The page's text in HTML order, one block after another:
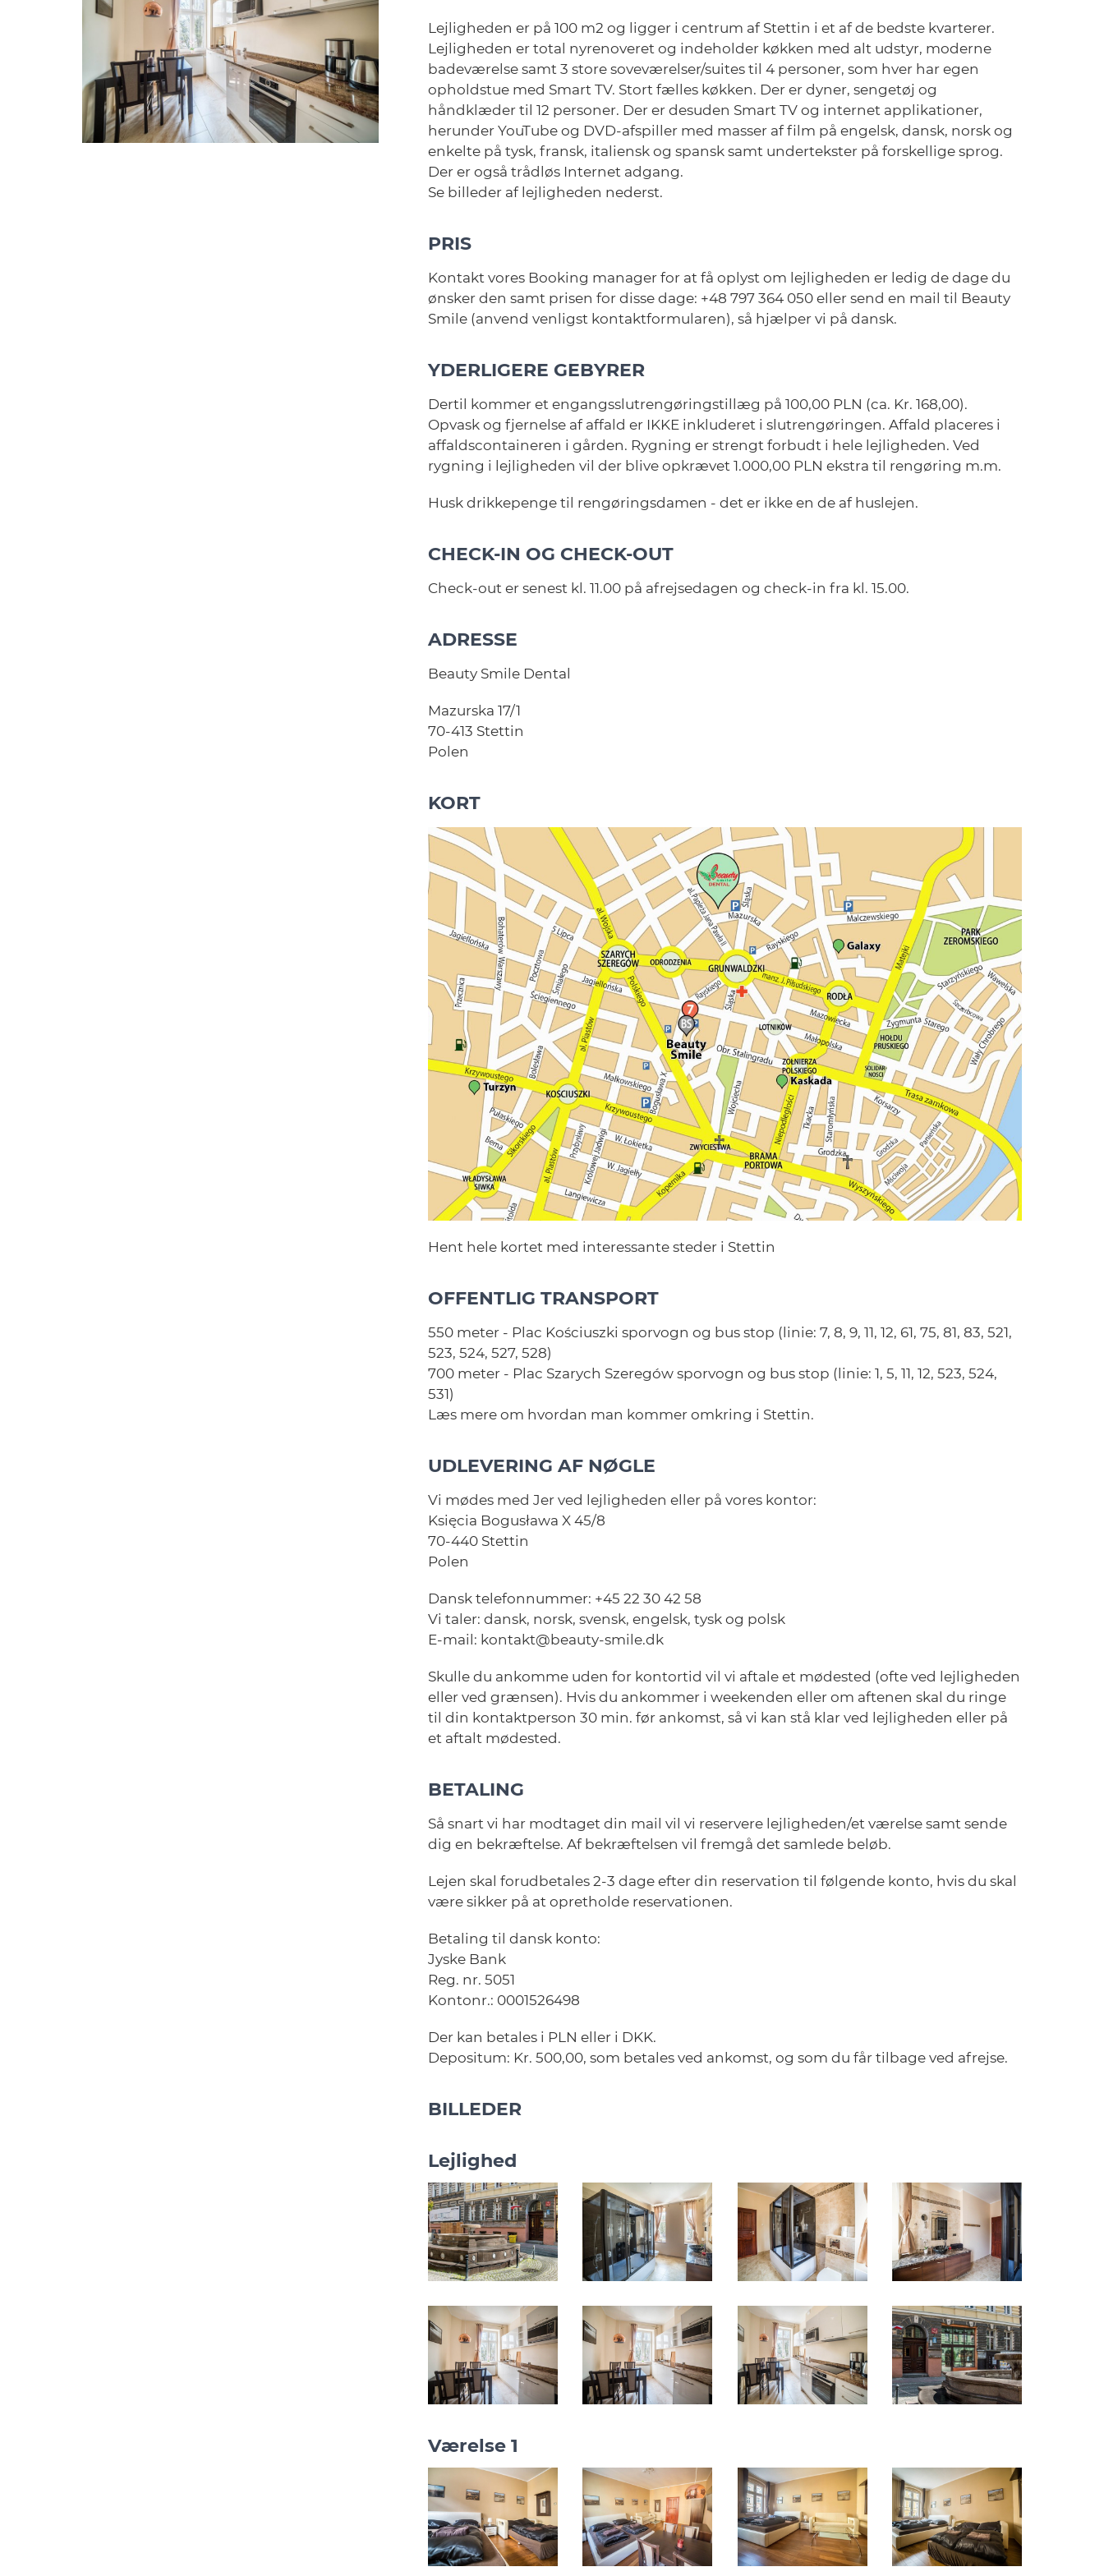
Lejligheden er på 100 m2 og ligger i centrum af Stettin i et af de bedste kvarterer.
Lejligheden er total nyrenoveret og indeholder køkken med alt udstyr, moderne
badeværelse samt 3 store soveværelser/suites til 4 personer, som hver har egen
opholdstue med Smart TV. Stort fælles køkken. Der er dyner, sengetøj og
håndklæder til 12 personer. Der er desuden Smart TV og internet applikationer,
herunder YouTube og DVD-afspiller med masser af film på engelsk, dansk, norsk og
enkelte på tysk, fransk, italiensk og spansk samt undertekster på forskellige sprog.
Der er også trådløs Internet adgang.
Se billeder af lejligheden nederst.
PRIS
Kontakt vores Booking manager for at få oplyst om lejligheden er ledig de dage du
ønsker den samt prisen for disse dage: +48 797 364 050 eller send en mail til Beauty
Smile (anvend venligst kontaktformularen), så hjælper vi på dansk.
YDERLIGERE GEBYRER
Dertil kommer et engangsslutrengøringstillæg på 100,00 PLN (ca. Kr. 168,00).
Opvask og fjernelse af affald er IKKE inkluderet i slutrengøringen. Affald placeres i
affaldscontaineren i gården. Rygning er strengt forbudt i hele lejligheden. Ved
rygning i lejligheden vil der blive opkrævet 1.000,00 PLN ekstra til rengøring m.m.
Husk drikkepenge til rengøringsdamen - det er ikke en de af huslejen.
CHECK-IN OG CHECK-OUT
Check-out er senest kl. 11.00 på afrejsedagen og check-in fra kl. 15.00.
ADRESSE
Beauty Smile Dental
Mazurska 17/1
70-413 Stettin
Polen
KORT
Hent hele kortet med interessante steder i Stettin
OFFENTLIG TRANSPORT
550 meter - Plac Kościuszki sporvogn og bus stop (linie: 7, 8, 9, 11, 12, 61, 75, 81, 83, 521,
523, 524, 527, 528)
700 meter - Plac Szarych Szeregów sporvogn og bus stop (linie: 1, 5, 11, 12, 523, 524,
531)
Læs mere om hvordan man kommer omkring i Stettin.
UDLEVERING AF NØGLE
Vi mødes med Jer ved lejligheden eller på vores kontor:
Księcia Bogusława X 45/8
70-440 Stettin
Polen
Dansk telefonnummer: +45 22 30 42 58
Vi taler: dansk, norsk, svensk, engelsk, tysk og polsk
E-mail: kontakt@beauty-smile.dk
Skulle du ankomme uden for kontortid vil vi aftale et mødested (ofte ved lejligheden
eller ved grænsen). Hvis du ankommer i weekenden eller om aftenen skal du ringe
til din kontaktperson 30 min. før ankomst, så vi kan stå klar ved lejligheden eller på
et aftalt mødested.
BETALING
Så snart vi har modtaget din mail vil vi reservere lejligheden/et værelse samt sende
dig en bekræftelse. Af bekræftelsen vil fremgå det samlede beløb.
Lejen skal forudbetales 2-3 dage efter din reservation til følgende konto, hvis du skal
være sikker på at opretholde reservationen.
Betaling til dansk konto:
Jyske Bank
Reg. nr. 5051
Kontonr.: 0001526498
Der kan betales i PLN eller i DKK.
Depositum: Kr. 500,00, som betales ved ankomst, og som du får tilbage ved afrejse.
BILLEDER
Lejlighed
Værelse 1